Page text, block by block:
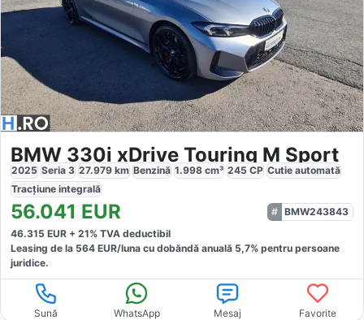
BMW 330i xDrive Touring M Sport
2025 Seria 3 27.979 km Benzină 1.998 cm³ 245 CP Cutie automată
Tracțiune integrală
56.041 EUR
BMW243843
46.315 EUR + 21% TVA deductibil
Leasing de la 564 EUR/luna cu dobăndă anuală 5,7% pentru persoane
juridice.
Sună WhatsApp Mesaj Favorite